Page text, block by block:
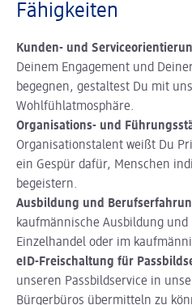
Fähigkeiten
Kunden- und
Deinem Engagement und
begegnen, gestaltest Du mit
Wohlfühlatmosphäre.
Organisations- und
Organisationstalent weißt Du
ein Gespür dafür, Menschen
begeistern.
Ausbildung und
kaufmännische Ausbildung
Einzelhandel oder im
eID-Freischaltung für
unseren Passbildservice in
Bürgerbüros übermitteln zu